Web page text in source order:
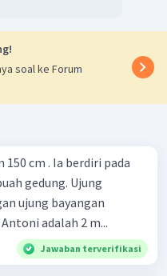
soal ke Forum
cm . Ia berdiri pada
gedung. Ujung
ujung bayangan
adalah 2 m...
Jawaban terverifikasi